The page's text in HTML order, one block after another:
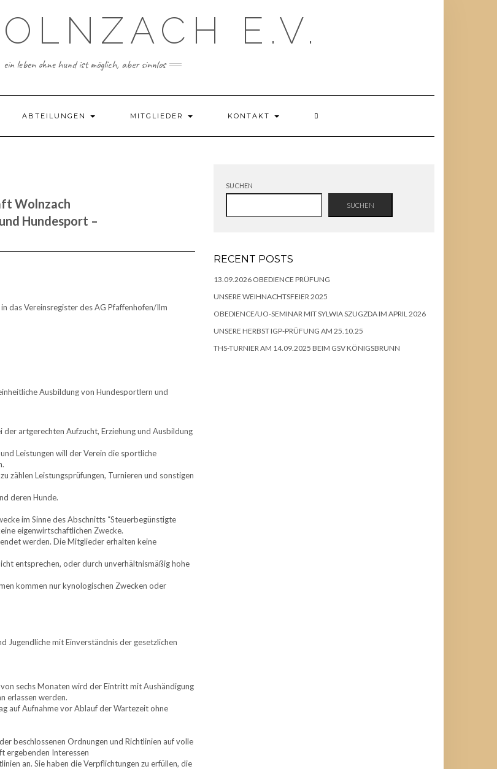
E.V.
ein leben ohne hund ist möglich, aber sinnlos
ABTEILUNGEN MITGLIEDER KONTAKT
Wolnzach
Hundesport –
das Vereinsregister des AG Pfaffenhofen/Ilm
Ausbildung von Hundesportlern und
artgerechten Aufzucht, Erziehung und Ausbildung
Leistungen will der Verein die sportliche
zählen Leistungsprüfungen, Turnieren und sonstigen
deren Hunde.
im Sinne des Abschnitts “Steuerbegünstigte
eigenwirtschaftlichen Zwecke.
werden. Die Mitglieder erhalten keine
entsprechen, oder durch unverhältnismäßig hohe
kommen nur kynologischen Zwecken oder
Jugendliche mit Einverständnis der gesetzlichen
sechs Monaten wird der Eintritt mit Aushändigung
erlassen werden.
auf Aufnahme vor Ablauf der Wartezeit ohne
beschlossenen Ordnungen und Richtlinien auf volle
ergebenden Interessen
an. Sie haben die Verpflichtungen zu erfüllen, die
SUCHEN
SUCHEN
RECENT POSTS
13.09.2026 OBEDIENCE PRÜFUNG
UNSERE WEIHNACHTSFEIER 2025
OBEDIENCE/UO-SEMINAR MIT SYLWIA SZUGZDA IM APRIL 2026
UNSERE HERBST IGP-PRÜFUNG AM 25.10.25
THS-TURNIER AM 14.09.2025 BEIM GSV KÖNIGSBRUNN